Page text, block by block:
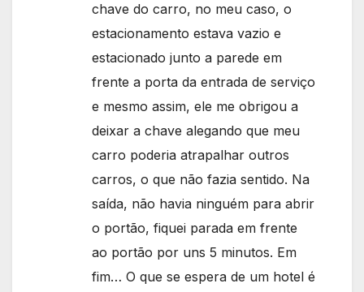
chave do carro, no meu caso, o
estacionamento estava vazio e
estacionado junto a parede em
frente a porta da entrada de serviço
e mesmo assim, ele me obrigou a
deixar a chave alegando que meu
carro poderia atrapalhar outros
carros, o que não fazia sentido. Na
saída, não havia ninguém para abrir
o portão, fiquei parada em frente
ao portão por uns 5 minutos. Em
fim… O que se espera de um hotel é